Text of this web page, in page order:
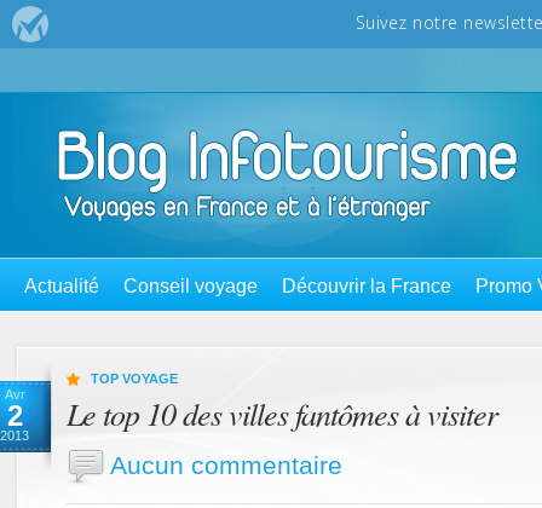
Actualité Conseil voyage Découvrir la France Promo
Avr
2
2013
TOP VOYAGE
Le top 10 des villes fantômes à visiter
Aucun commentaire